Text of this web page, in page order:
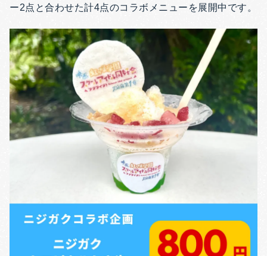
ー2点と合わせた計4点のコラボメニューを展開中です。